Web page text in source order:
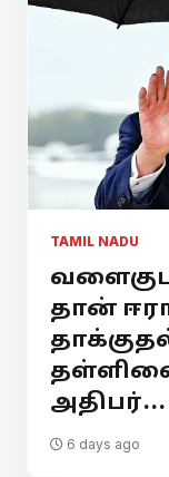
TAMIL NADU
தான்
அதிபர்...
6 days ago